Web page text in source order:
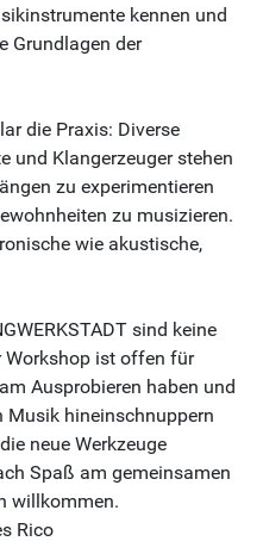
kennen und
Grundlagen der
die Praxis: Diverse
und Klangerzeuger stehen
zu experimentieren
zu musizieren.
wie akustische,
sind keine
Workshop ist offen für
Ausprobieren haben und
Musik hineinschnuppern
neue Werkzeuge
Spaß am gemeinsamen
willkommen.
Rico